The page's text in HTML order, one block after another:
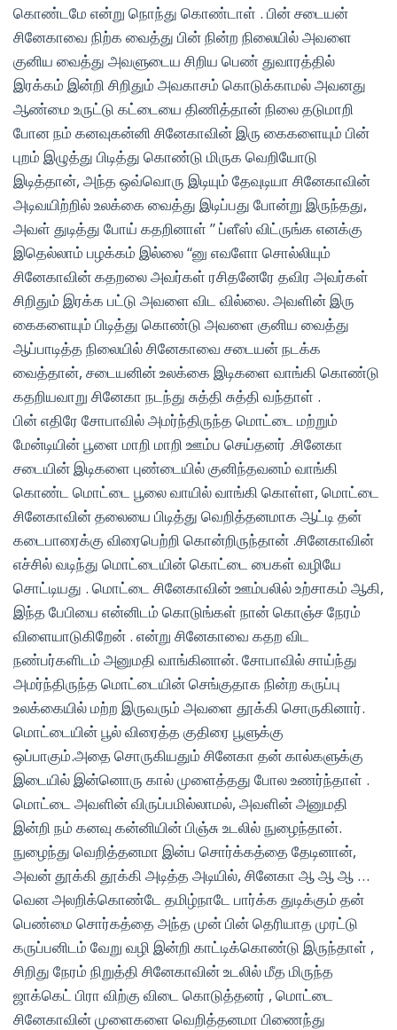
கொண்டமே என்று நொந்து கொண்டாள் . பின் சடையன்
சினேகாவை நிற்க வைத்து பின் நின்ற நிலையில் அவளை
குனிய வைத்து அவளுடைய சிறிய பெண் துவாரத்தில்
இரக்கம் இன்றி சிறிதும் அவகாசம் கொடுக்காமல் அவனது
ஆண்மை உருட்டு கட்டையை திணித்தான் நிலை தடுமாறி
போன நம் கனவுகன்னி சினேகாவின் இரு கைகளையும் பின்
புறம் இழுத்து பிடித்து கொண்டு மிருக வெறியோடு
இடித்தான், அந்த ஒவ்வொரு இடியும் தேவுடியா சினேகாவின்
அடிவயிற்றில் உலக்கை வைத்து இடிப்பது போன்று இருந்தது,
அவள் துடித்து போய் கதறினாள் ” ப்ளீஸ் விட்ருங்க எனக்கு
இதெல்லாம் பழக்கம் இல்லை “னு எவளோ சொல்லியும்
சினேகாவின் கதறலை அவர்கள் ரசிதனேரே தவிர அவர்கள்
சிறிதும் இரக்க பட்டு அவளை விட வில்லை. அவளின் இரு
கைகளையும் பிடித்து கொண்டு அவளை குனிய வைத்து
ஆப்பாடித்த நிலையில் சினேகாவை சடையன் நடக்க
வைத்தான், சடையனின் உலக்கை இடிகளை வாங்கி கொண்டு
கதறியவாறு சினேகா நடந்து சுத்தி சுத்தி வந்தாள் .
பின் எதிரே சோபாவில் அமர்ந்திருந்த மொட்டை மற்றும்
மேன்டியின் பூளை மாறி மாறி ஊம்ப செய்தனர் .சினேகா
சடையின் இடிகளை புண்டையில் குனிந்தவனம் வாங்கி
கொண்ட மொட்டை பூலை வாயில் வாங்கி கொள்ள, மொட்டை
சினேகாவின் தலையை பிடித்து வெறித்தனமாக ஆட்டி தன்
கடைபாரைக்கு விரைபெற்றி கொன்றிருந்தான் .சினேகாவின்
எச்சில் வடிந்து மொட்டையின் கொட்டை பைகள் வழியே
சொட்டியது . மொட்டை சினேகாவின் ஊம்பலில் உற்சாகம் ஆகி,
இந்த பேபியை என்னிடம் கொடுங்கள் நான் கொஞ்ச நேரம்
விளையாடுகிறேன் . என்று சினேகாவை கதற விட
நண்பர்களிடம் அனுமதி வாங்கினான். சோபாவில் சாய்ந்து
அமர்ந்திருந்த மொட்டையின் செங்குதாக நின்ற கருப்பு
உலக்கையில் மற்ற இருவரும் அவளை தூக்கி சொருகினார்.
மொட்டையின் பூல் விரைத்த குதிரை பூளுக்கு
ஒப்பாகும்.அதை சொருகியதும் சினேகா தன் கால்களுக்கு
இடையில் இன்னொரு கால் முளைத்தது போல உணர்ந்தாள் .
மொட்டை அவளின் விருப்பமில்லாமல், அவளின் அனுமதி
இன்றி நம் கனவு கன்னியின் பிஞ்சு உடலில் நுழைந்தான்.
நுழைந்து வெறித்தனமா இன்ப சொர்க்கத்தை தேடினான்,
அவன் தூக்கி தூக்கி அடித்த அடியில், சினேகா ஆ ஆ ஆ …
வென அலறிக்கொண்டே தமிழ்நாடே பார்க்க துடிக்கும் தன்
பெண்மை சொர்கத்தை அந்த முன் பின் தெரியாத முரட்டு
கருப்பனிடம் வேறு வழி இன்றி காட்டிக்கொண்டு இருந்தாள் ,
சிறிது நேரம் நிறுத்தி சினேகாவின் உடலில் மீத மிருந்த
ஜாக்கெட் பிரா விற்கு விடை கொடுத்தனர் , மொட்டை
சினேகாவின் முளைகளை வெறித்தனமா பிணைந்து